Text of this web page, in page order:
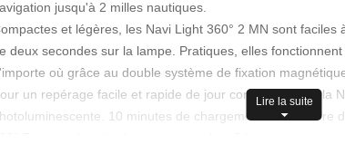
jusqu'à 2 milles nautiques.
et légères, les Navi Light 360° 2 MN sont faciles
deux secondes sur la lampe. Pratiques, elles
où grâce au double système de fixation
un repérage facile et rapide de jour comme de nuit, la
10 minutes de chargement à la lumière
Lire la suite